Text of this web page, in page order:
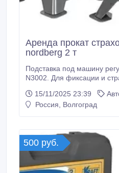
Аренда прокат
nordberg 2 т
Подставка под машину
N3002. Для фиксации и
Высота подхвата регулируется. В
резиновая насадка Безопасная фиксация
Пластины.
15/11/2025 23:39
Россия, Волгоград
500 руб.